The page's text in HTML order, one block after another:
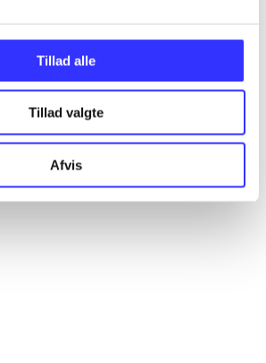
Tillad alle
Tillad valgte
Afvis